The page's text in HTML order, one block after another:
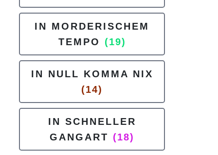
IN MORDERISCHEM
TEMPO
(19)
IN NULL KOMMA NIX
(14)
IN SCHNELLER
GANGART (18)